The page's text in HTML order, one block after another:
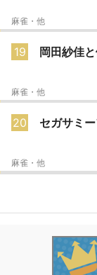
麻雀・他
19 岡田紗佳
麻雀・他
20 セガサミ
麻雀・他